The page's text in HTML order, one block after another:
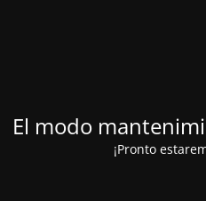
El modo
¡Pronto